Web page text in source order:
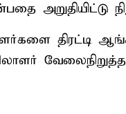
அறுதியிட்டு
திரட்டி